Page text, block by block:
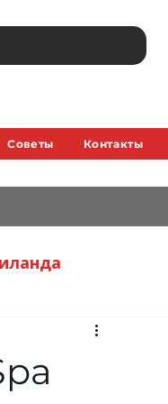
Советы Контакты